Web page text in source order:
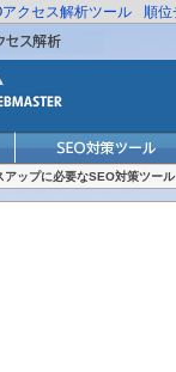
クセス解析ツール 順
ップに必要なSEO対策ツー